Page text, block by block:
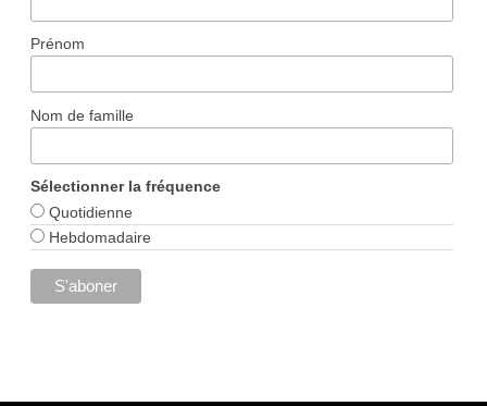
Prénom
Nom de famille
Sélectionner la fréquence
Quotidienne
Hebdomadaire